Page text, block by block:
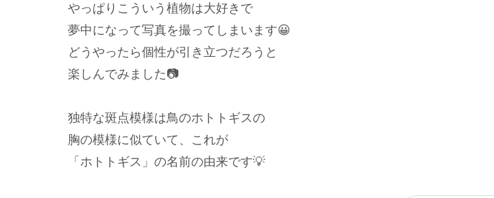
やっぱりこういう植物は大好きで
夢中になって写真を撮ってしまいます😀
どうやったら個性が引き立つだろうと
楽しんでみました📷
独特な斑点模様は鳥のホトトギスの
胸の模様に似ていて、これが
「ホトトギス」の名前の由来です💡